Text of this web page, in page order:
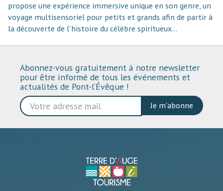
propose une expérience immersive unique en son genre, un
voyage multisensoriel pour petits et grands afin de partir à
la découverte de l'histoire du célèbre spiritueux...
Abonnez-vous gratuitement à notre newsletter
pour être informé de tous les événements et
actualités de Pont-l’Évêque !
Je m'abonne